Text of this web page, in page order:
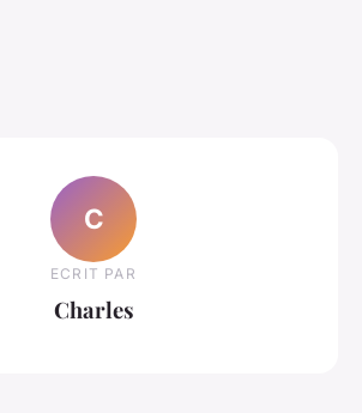
C
ECRIT PAR
Charles